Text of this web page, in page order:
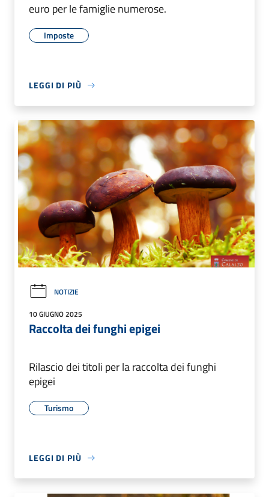
euro per le famiglie numerose.
Imposte
LEGGI DI PIÙ
NOTIZIE
10 GIUGNO 2025
Raccolta dei funghi epigei
Rilascio dei titoli per la raccolta dei funghi
epigei
Turismo
LEGGI DI PIÙ